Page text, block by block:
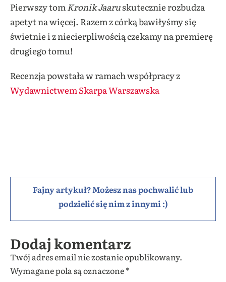
Pierwszy tomKronik Jaaruskutecznie rozbudza
apetyt na więcej. Razem z córką bawiłyśmy się
świetnie i z niecierpliwością czekamy na premierę
drugiego tomu!
Recenzja powstała w ramach współpracy z
Wydawnictwem Skarpa Warszawska
Fajny artykuł? Możesz nas pochwalić lub
podzielić się nim z innymi :)
Dodaj komentarz
Twój adres email nie zostanie opublikowany.
Wymagane pola są oznaczone*